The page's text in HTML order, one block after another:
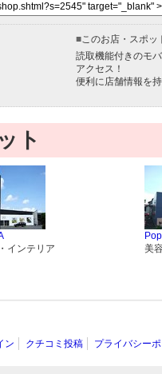
■このお店・スポッ
読取機能付きのモ
アクセス！
便利に店舗情報を
ト
インテリア
美
ン クチコミ投稿 プライバシー